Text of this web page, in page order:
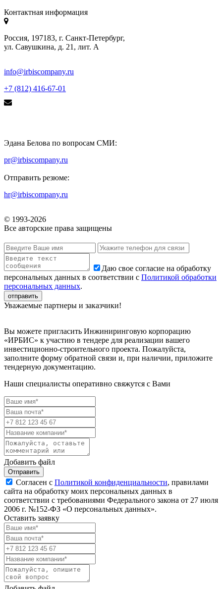
Контактная информация
Россия, 197183, г. Санкт-Петербург,
ул. Савушкина, д. 21, лит. А
info@irbiscompany.ru
+7 (812) 416-67-01
Эдана Белова по вопросам СМИ:
pr@irbiscompany.ru
Отправить резюме:
hr@irbiscompany.ru
© 1993-2026
Все авторские права защищены
Даю свое согласие на обработку
персональных данных в соответствии с Политикой обработки
персональных данных.
Уважаемые партнеры и заказчики!
Вы можете пригласить Инжиниринговую корпорацию
«ИРБИС» к участию в тендере для реализации вашего
инвестиционно-строительного проекта. Пожалуйста,
заполните форму обратной связи и, при наличии, приложите
тендерную документацию.
Наши специалисты оперативно свяжутся с Вами
Добавить файл
Отправить
Согласен с Политикой конфиденциальности, правилами
сайта на обработку моих персональных данных в
соответствии с требованиями Федерального закона от 27 июля
2006 г. №152-ФЗ «О персональных данных».
Оставить заявку